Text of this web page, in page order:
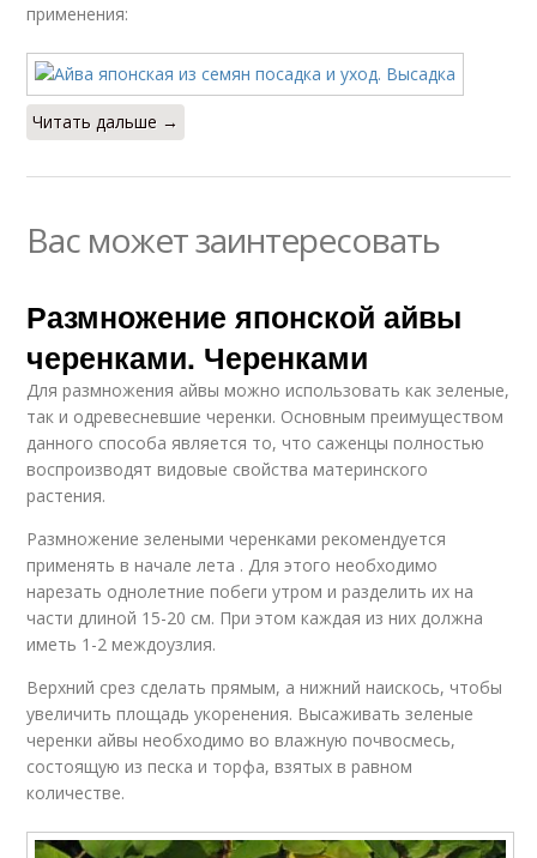
применения:
Читать дальше →
Вас может заинтересовать
Размножение японской айвы
черенками. Черенками
Для размножения айвы можно использовать как зеленые,
так и одревесневшие черенки. Основным преимуществом
данного способа является то, что саженцы полностью
воспроизводят видовые свойства материнского
растения.
Размножение зелеными черенками рекомендуется
применять в начале лета . Для этого необходимо
нарезать однолетние побеги утром и разделить их на
части длиной 15-20 см. При этом каждая из них должна
иметь 1-2 междоузлия.
Верхний срез сделать прямым, а нижний наискось, чтобы
увеличить площадь укоренения. Высаживать зеленые
черенки айвы необходимо во влажную почвосмесь,
состоящую из песка и торфа, взятых в равном
количестве.